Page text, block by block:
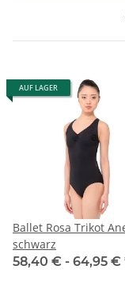
AUF LAGER
Ballet Rosa Trikot
schwarz
58,40 € - 64,95 €